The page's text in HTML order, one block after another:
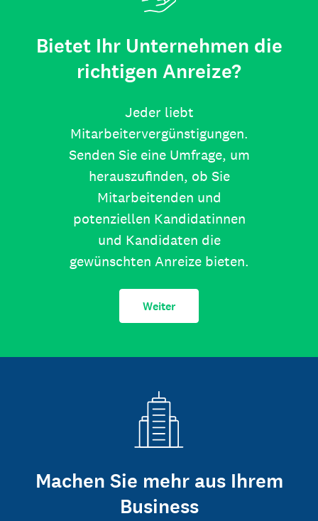
Bietet Ihr Unternehmen die
richtigen Anreize?
Jeder liebt
Mitarbeitervergünstigungen.
Senden Sie eine Umfrage, um
herauszufinden, ob Sie
Mitarbeitenden und
potenziellen Kandidatinnen
und Kandidaten die
gewünschten Anreize bieten.
Weiter
Machen Sie mehr aus Ihrem
Business